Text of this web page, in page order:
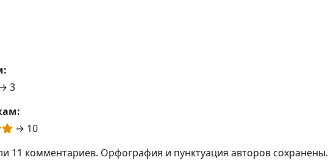
→ 3
→ 10
11 комментариев. Орфография и пунктуация авторов сохранены.